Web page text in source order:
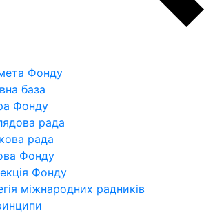
Фонду
база
Фонду
рада
рада
Фонду
Фонду
міжнародних радників